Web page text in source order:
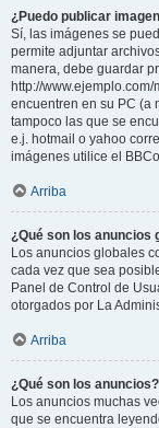
¿Puedo publicar
Sí, las imágenes se
permite adjuntar
manera, debe guardar
http://
encuentren en su PC (a
tampoco las que se
e.j. hotmail o yahoo
imágenes utilice el
Arriba
¿Qué son los anuncios
Los anuncios globales
cada vez que sea
Panel de Control de
otorgados por La
Arriba
¿Qué son los anuncios?
Los anuncios muchas
que se encuentra